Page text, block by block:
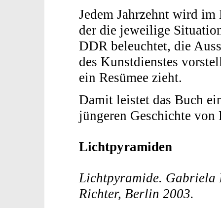
Jedem Jahrzehnt wird
der die jeweilige
DDR beleuchtet, die
des Kunstdienstes
ein Resümee zieht.
Damit leistet das Buch
jüngeren Geschichte
Lichtpyramiden
Lichtpyramide. Gabriela
Richter, Berlin 2003.